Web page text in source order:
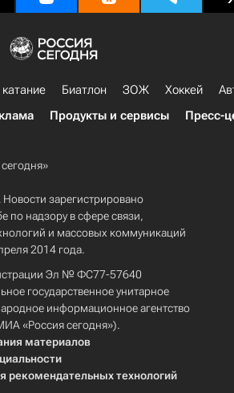
Биатлон ЗОЖ Хоккей
Продукты и сервисы Пресс-
зарегистрировано
по надзору в сфере связи,
и массовых коммуникаций
2014 года.
Эл № ФС77-57640
государственное унитарное
информационное агентство
«Россия сегодня»).
материалов
рекомендательных технологий